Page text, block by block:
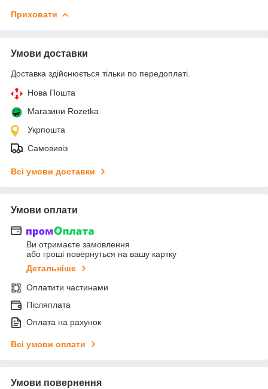
Приховати
Умови доставки
Доставка здійснюється тільки по передоплаті.
Нова Пошта
Магазини Rozetka
Укрпошта
Самовивіз
Всі умови доставки
Умови оплати
Ви отримаєте замовлення
або гроші повернуться на вашу картку
Детальніше
Оплатити частинами
Післяплата
Оплата на рахунок
Всі умови оплати
Умови повернення